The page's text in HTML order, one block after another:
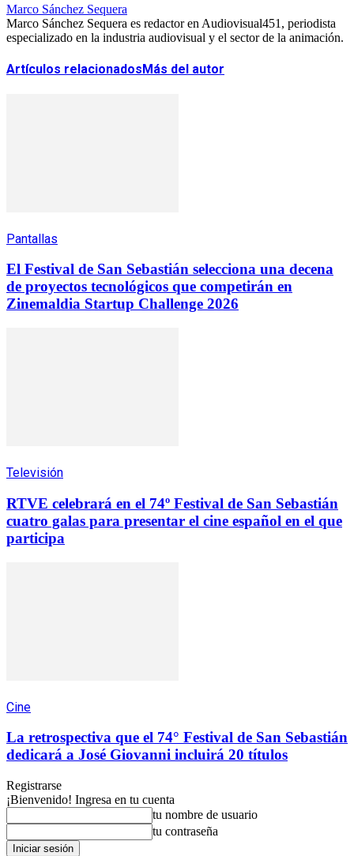
Marco Sánchez Sequera
Marco Sánchez Sequera es redactor en Audiovisual451, periodista
especializado en la industria audiovisual y el sector de la animación.
Artículos relacionados Más del autor
Pantallas
El Festival de San Sebastián selecciona una decena
de proyectos tecnológicos que competirán en
Zinemaldia Startup Challenge 2026
Televisión
RTVE celebrará en el 74º Festival de San Sebastián
cuatro galas para presentar el cine español en el que
participa
Cine
La retrospectiva que el 74° Festival de San Sebastián
dedicará a José Giovanni incluirá 20 títulos
Registrarse
¡Bienvenido! Ingresa en tu cuenta
tu nombre de usuario
tu contraseña